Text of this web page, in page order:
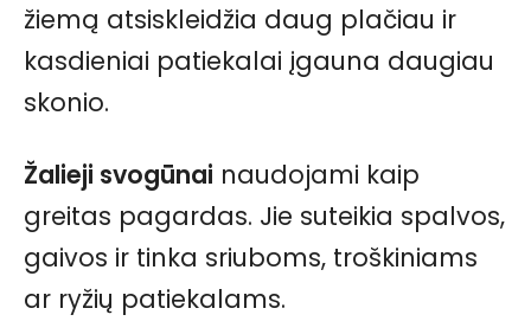
žiemą atsiskleidžia daug plačiau ir
kasdieniai patiekalai įgauna daugiau
skonio.
Žalieji svogūnai naudojami kaip
greitas pagardas. Jie suteikia spalvos,
gaivos ir tinka sriuboms, troškiniams
ar ryžių patiekalams.